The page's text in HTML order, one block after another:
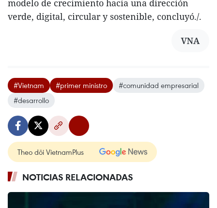
modelo de crecimiento hacia una dirección
verde, digital, circular y sostenible, concluyó./.
VNA
#Vietnam #primer ministro
#comunidad empresarial
#desarrollo
Theo dõi VietnamPlus
NOTICIAS RELACIONADAS